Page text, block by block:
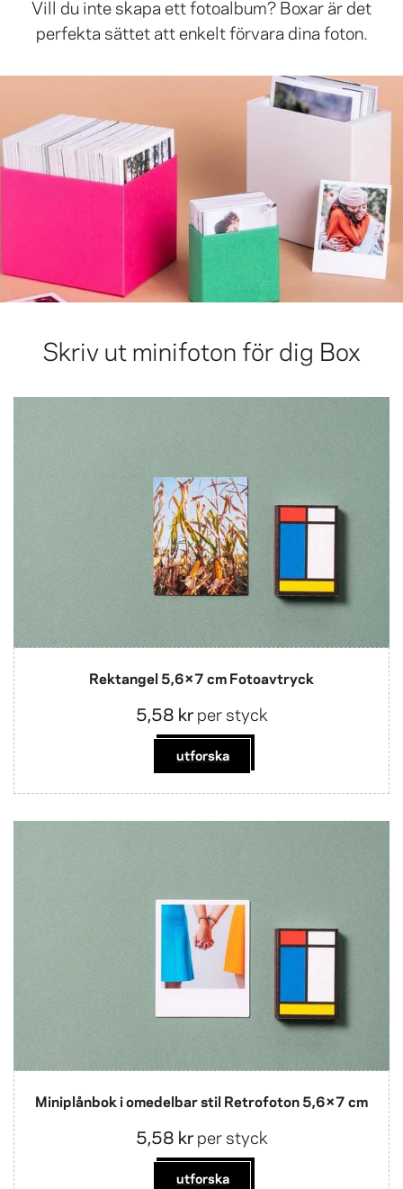
Vill du inte skapa ett fotoalbum? Boxar är det
perfekta sättet att enkelt förvara dina foton.
Skriv ut minifoton för dig Box
Rektangel 5,6×7 cm Fotoavtryck
5,58 krper styck
utforska
Miniplånbok i omedelbar stil Retrofoton 5,6×7 cm
5,58 krper styck
utforska